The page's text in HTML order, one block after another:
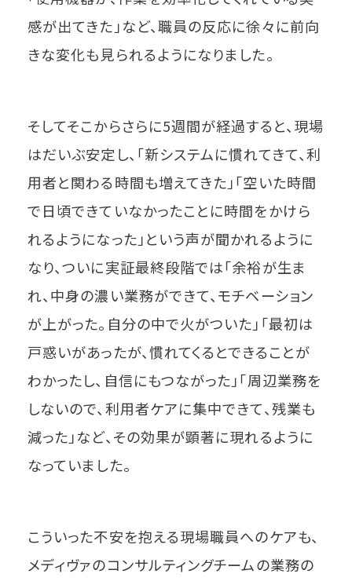
感が出てきた」など、職員の反応に徐々に前向
きな変化も見られるようになりました。
そしてそこからさらに5週間が経過すると、現場
はだいぶ安定し、「新システムに慣れてきて、利
用者と関わる時間も増えてきた」「空いた時間
で日頃できていなかったことに時間をかけら
れるようになった」という声が聞かれるように
なり、ついに実証最終段階では「余裕が生ま
れ、中身の濃い業務ができて、モチベーション
が上がった。自分の中で火がついた」「最初は
戸惑いがあったが、慣れてくるとできることが
わかったし、自信にもつながった」「周辺業務を
しないので、利用者ケアに集中できて、残業も
減った」など、その効果が顕著に現れるように
なっていました。
こういった不安を抱える現場職員へのケアも、
メディヴァのコンサルティングチームの業務の